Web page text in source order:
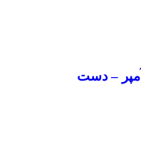
ترانسفورماتور 220 به 12 ولت 1 آمپر – دست